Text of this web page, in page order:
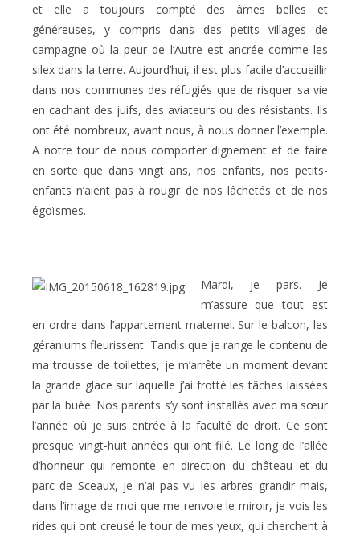
et elle a toujours compté des âmes belles et
généreuses, y compris dans des petits villages de
campagne où la peur de l’Autre est ancrée comme les
silex dans la terre. Aujourd’hui, il est plus facile d’accueillir
dans nos communes des réfugiés que de risquer sa vie
en cachant des juifs, des aviateurs ou des résistants. Ils
ont été nombreux, avant nous, à nous donner l’exemple.
A notre tour de nous comporter dignement et de faire
en sorte que dans vingt ans, nos enfants, nos petits-
enfants n’aient pas à rougir de nos lâchetés et de nos
égoïsmes.
Mardi, je pars. Je
m’assure que tout est
en ordre dans l’appartement maternel. Sur le balcon, les
géraniums fleurissent. Tandis que je range le contenu de
ma trousse de toilettes, je m’arrête un moment devant
la grande glace sur laquelle j’ai frotté les tâches laissées
par la buée. Nos parents s’y sont installés avec ma sœur
l’année où je suis entrée à la faculté de droit. Ce sont
presque vingt-huit années qui ont filé. Le long de l’allée
d’honneur qui remonte en direction du château et du
parc de Sceaux, je n’ai pas vu les arbres grandir mais,
dans l’image de moi que me renvoie le miroir, je vois les
rides qui ont creusé le tour de mes yeux, qui cherchent à